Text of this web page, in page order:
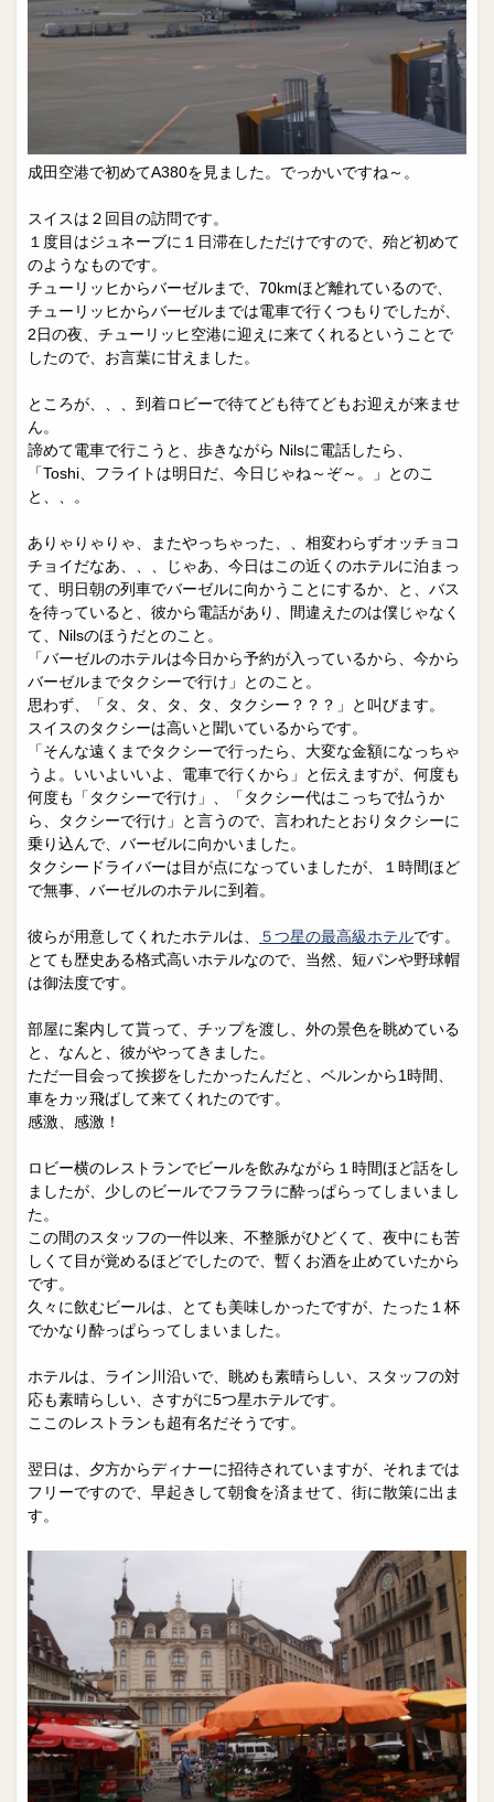
成田空港で初めてA380を見ました。でっかいですね～。
スイスは２回目の訪問です。
１度目はジュネーブに１日滞在しただけですので、殆ど初めて
のようなものです。
チューリッヒからバーゼルまで、70kmほど離れているので、
チューリッヒからバーゼルまでは電車で行くつもりでしたが、
2日の夜、チューリッヒ空港に迎えに来てくれるということで
したので、お言葉に甘えました。
ところが、、、到着ロビーで待てども待てどもお迎えが来ませ
ん。
諦めて電車で行こうと、歩きながら Nilsに電話したら、
「Toshi、フライトは明日だ、今日じゃね～ぞ～。」とのこ
と、、。
ありゃりゃりゃ、またやっちゃった、、相変わらずオッチョコ
チョイだなあ、、、じゃあ、今日はこの近くのホテルに泊まっ
て、明日朝の列車でバーゼルに向かうことにするか、と、バス
を待っていると、彼から電話があり、間違えたのは僕じゃなく
て、Nilsのほうだとのこと。
「バーゼルのホテルは今日から予約が入っているから、今から
バーゼルまでタクシーで行け」とのこと。
思わず、「タ、タ、タ、タ、タクシー？？？」と叫びます。
スイスのタクシーは高いと聞いているからです。
「そんな遠くまでタクシーで行ったら、大変な金額になっちゃ
うよ。いいよいいよ、電車で行くから」と伝えますが、何度も
何度も「タクシーで行け」、「タクシー代はこっちで払うか
ら、タクシーで行け」と言うので、言われたとおりタクシーに
乗り込んで、バーゼルに向かいました。
タクシードライバーは目が点になっていましたが、１時間ほど
で無事、バーゼルのホテルに到着。
彼らが用意してくれたホテルは、 ５つ星の最高級ホテルです。
とても歴史ある格式高いホテルなので、当然、短パンや野球帽
は御法度です。
部屋に案内して貰って、チップを渡し、外の景色を眺めている
と、なんと、彼がやってきました。
ただ一目会って挨拶をしたかったんだと、ベルンから1時間、
車をカッ飛ばして来てくれたのです。
感激、感激！
ロビー横のレストランでビールを飲みながら１時間ほど話をし
ましたが、少しのビールでフラフラに酔っぱらってしまいまし
た。
この間のスタッフの一件以来、不整脈がひどくて、夜中にも苦
しくて目が覚めるほどでしたので、暫くお酒を止めていたから
です。
久々に飲むビールは、とても美味しかったですが、たった１杯
でかなり酔っぱらってしまいました。
ホテルは、ライン川沿いで、眺めも素晴らしい、スタッフの対
応も素晴らしい、さすがに5つ星ホテルです。
ここのレストランも超有名だそうです。
翌日は、夕方からディナーに招待されていますが、それまでは
フリーですので、早起きして朝食を済ませて、街に散策に出ま
す。